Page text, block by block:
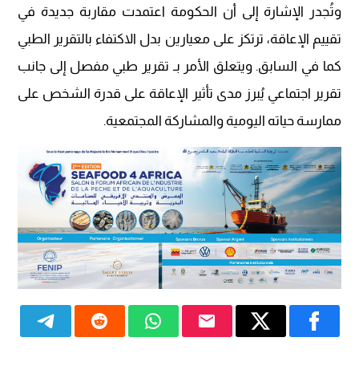
وتُجدر الإشارة إلى أن الحكومة اعتمدت مقاربة جديدة في
تقييم الإعاقة، ترتكز على معيارين بدل الاكتفاء بالتقرير الطبي
كما في السابق. ويتعلق الأمر بـ تقرير طبي مفصل إلى جانب
تقرير اجتماعي يُبرز مدى تأثير الإعاقة على قدرة الشخص على
ممارسة حياته اليومية والمشاركة المجتمعية.